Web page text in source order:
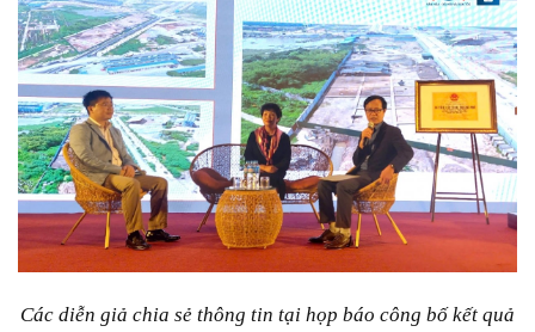
Các diễn giả chia sẻ thông tin tại họp báo công bố kết quả